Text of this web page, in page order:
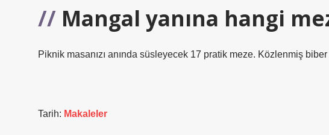
Mangal yanına hangi
Piknik masanızı anında süsleyecek 17 pratik meze. Közlenmiş biber
Tarih: Makaleler